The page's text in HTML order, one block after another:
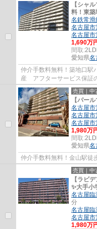
【シャ
料！東築
名鉄常滑
名古屋市
名古屋市
1,690万
間取:
愛知県名
仲介手数料無料！築地口駅
産 アフターサービス保証
工務店 分譲主：東レ建設
売買｜中
【パー
名古屋市
名古屋市
名古屋市
1,980万
間取:
愛知県名
仲介手数料無料！金山駅徒
売買｜中
【ラビ
✨️大手小
名古屋臨
分
名古屋臨
名古屋市
1,980万